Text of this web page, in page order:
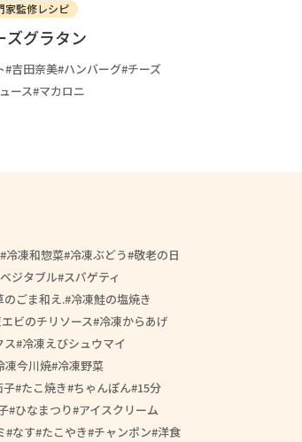
家監修レシピ
ズグラタン
吉田奈美 ハンバーグ チーズ
ース マカロニ
冷凍和惣菜 冷凍ぶどう 敬老の日
ジタブル スパゲティ
のごま和え. 冷凍鮭の塩焼き
ビのチリソース 冷凍からあげ
ス 冷凍えびシュウマイ
凍今川焼 冷凍野菜
子 たこ焼き ちゃんぽん 15分
ひなまつり アイスクリーム
なす たこやき チャンポン 洋食